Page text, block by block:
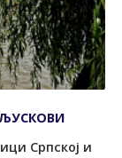
Српској и